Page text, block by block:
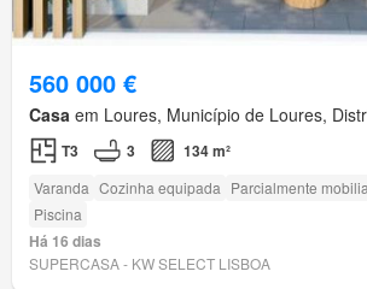
560 000 €
Casa em Loures, Município de Loures,
T3 3 134 m²
Varanda Cozinha equipada Parcialmente
Piscina
Há 16 dias
SUPERCASA - KW SELECT LISBOA